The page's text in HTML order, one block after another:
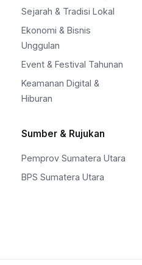
Sejarah & Tradisi Lokal
Ekonomi & Bisnis
Unggulan
Event & Festival Tahunan
Keamanan Digital &
Hiburan
Sumber & Rujukan
Pemprov Sumatera Utara
BPS Sumatera Utara